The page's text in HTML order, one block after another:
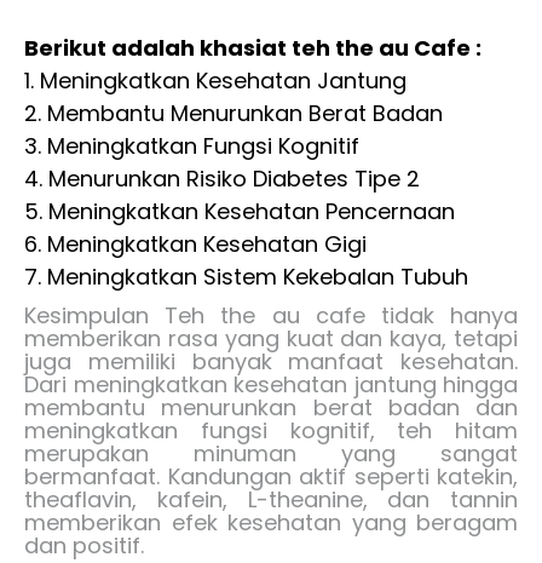
Berikut adalah khasiat teh the au Cafe :
1. Meningkatkan Kesehatan Jantung
2. Membantu Menurunkan Berat Badan
3. Meningkatkan Fungsi Kognitif
4. Menurunkan Risiko Diabetes Tipe 2
5. Meningkatkan Kesehatan Pencernaan
6. Meningkatkan Kesehatan Gigi
7. Meningkatkan Sistem Kekebalan Tubuh
Kesimpulan Teh the au cafe tidak hanya
memberikan rasa yang kuat dan kaya, tetapi
juga memiliki banyak manfaat kesehatan.
Dari meningkatkan kesehatan jantung hingga
membantu menurunkan berat badan dan
meningkatkan fungsi kognitif, teh hitam
merupakan minuman yang sangat
bermanfaat. Kandungan aktif seperti katekin,
theaflavin, kafein, L-theanine, dan tannin
memberikan efek kesehatan yang beragam
dan positif.